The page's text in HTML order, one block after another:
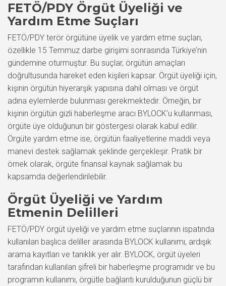
FETÖ/PDY Örgüt Üyeliği ve
Yardım Etme Suçları
FETÖ/PDY terör örgütüne üyelik ve yardım etme suçları,
özellikle 15 Temmuz darbe girişimi sonrasında Türkiye’nin
gündemine oturmuştur. Bu suçlar, örgütün amaçları
doğrultusunda hareket eden kişileri kapsar. Örgüt üyeliği için,
kişinin örgütün hiyerarşik yapısına dahil olması ve örgüt
adına eylemlerde bulunması gerekmektedir. Örneğin, bir
kişinin örgütün gizli haberleşme aracı BYLOCK’u kullanması,
örgüte üye olduğunun bir göstergesi olarak kabul edilir.
Örgüte yardım etme ise, örgütün faaliyetlerine maddi veya
manevi destek sağlamak şeklinde gerçekleşir. Pratik bir
örnek olarak, örgüte finansal kaynak sağlamak bu
kapsamda değerlendirilebilir.
Örgüt Üyeliği ve Yardım
Etmenin Delilleri
FETÖ/PDY örgüt üyeliği ve yardım etme suçlarının ispatında
kullanılan başlıca deliller arasında BYLOCK kullanımı, ardışık
arama kayıtları ve tanıklık yer alır. BYLOCK, örgüt üyeleri
tarafından kullanılan şifreli bir haberleşme programıdır ve bu
programın kullanımı, örgütle bağlantı kurulduğunun güçlü bir